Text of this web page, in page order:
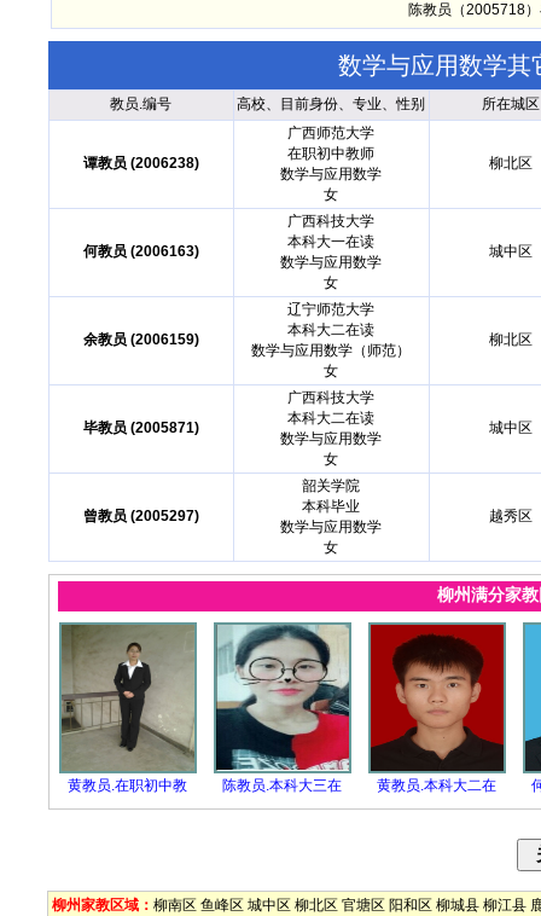
陈教员（2005718
数学与应用数学其
教员.编号 高校、目前身份、专业、性别 所在城区
谭教员 (2006238)
广西师范大学
在职初中教师
数学与应用数学
女
柳北区
何教员 (2006163)
广西科技大学
本科大一在读
数学与应用数学
女
城中区
余教员 (2006159)
辽宁师范大学
本科大二在读
数学与应用数学（师范）
女
柳北区
毕教员 (2005871)
广西科技大学
本科大二在读
数学与应用数学
女
城中区
曾教员 (2005297)
韶关学院
本科毕业
数学与应用数学
女
越秀区
柳州满分家
黄教员.在职初中教 陈教员.本科大三在 黄教员.本科大二在
柳州家教区域： 柳南区 鱼峰区 城中区 柳北区 官塘区 阳和区 柳城县 柳江县